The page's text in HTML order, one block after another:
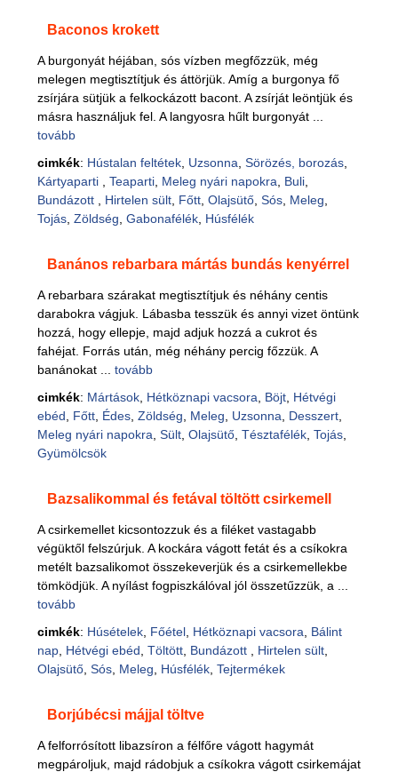
Baconos krokett
A burgonyát héjában, sós vízben megfőzzük, még
melegen megtisztítjuk és áttörjük. Amíg a burgonya fő
zsírjára sütjük a felkockázott bacont. A zsírját leöntjük és
másra használjuk fel. A langyosra hűlt burgonyát ...
tovább
cimkék: Hústalan feltétek, Uzsonna Sörözés, borozás,
Kártyaparti
Teaparti, Meleg nyári napokra Buli,
Bundázott
Hirtelen sült, Főtt, Olajsütő, Sós, Meleg
Tojás, Zöldség Gabonafélék, Húsfélék
Banános rebarbara mártás bundás kenyérrel
A rebarbara szárakat megtisztítjuk és néhány centis
darabokra vágjuk. Lábasba tesszük és annyi vizet öntünk
hozzá, hogy ellepje, majd adjuk hozzá a cukrot és
fahéjat. Forrás után, még néhány percig főzzük. A
banánokat ... tovább
cimkék: Mártások, Hétköznapi vacsora Böjt, Hétvégi
ebéd
Főtt, Édes, Zöldség Meleg Uzsonna Desszert,
Meleg nyári napokra Sült, Olajsütő, Tésztafélék, Tojás,
Gyümölcsök
Bazsalikommal és fetával töltött csirkemell
A csirkemellet kicsontozzuk és a filéket vastagabb
végüktől felszúrjuk. A kockára vágott fetát és a csíkokra
metélt bazsalikomot összekeverjük és a csirkemellekbe
tömködjük. A nyílást fogpiszkálóval jól összetűzzük, a ...
tovább
cimkék: Húsételek, Főétel, Hétköznapi vacsora
Bálint
nap, Hétvégi ebéd Töltött, Bundázott Hirtelen sült,
Olajsütő, Sós, Meleg Húsfélék, Tejtermékek
Borjúbécsi májjal töltve
A felforrósított libazsíron a félfőre vágott hagymát
megpároljuk, majd rádobjuk a csíkokra vágott csirkemájat